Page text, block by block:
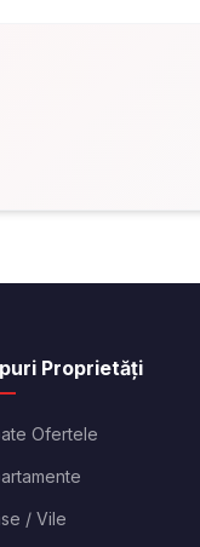
Proprietăți
Ofertele
/ Vile